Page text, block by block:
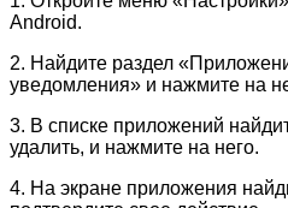
Android.
2. Найдите раздел
уведомления» и нажмите на
3. В списке приложений
удалить, и нажмите на него.
4. На экране приложения